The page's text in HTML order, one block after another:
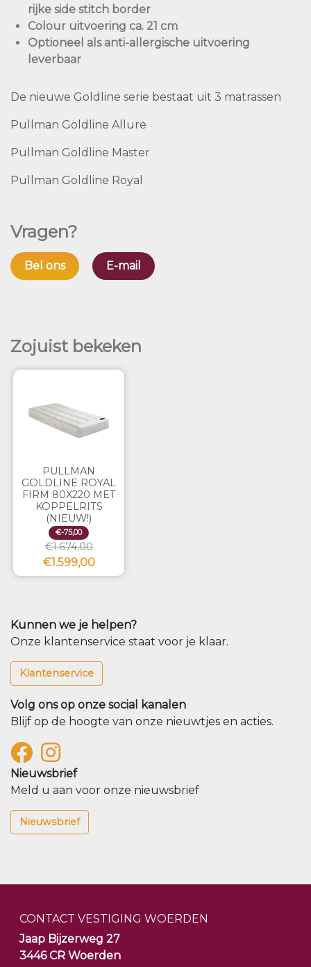
rijke side stitch border
Colour uitvoering ca. 21 cm
Optioneel als anti-allergische uitvoering
leverbaar
De nieuwe Goldline serie bestaat uit 3 matrassen
Pullman Goldline Allure
Pullman Goldline Master
Pullman Goldline Royal
Vragen?
Bel ons E-mail
Zojuist bekeken
PULLMAN
GOLDLINE ROYAL
FIRM 80X220 MET
KOPPELRITS
(NIEUW!)
€-75,00
€1.674,00
€1.599,00
Kunnen we je helpen?
Onze klantenservice staat voor je klaar.
Klantenservice
Volg ons op onze social kanalen
Blijf op de hoogte van onze nieuwtjes en acties.
Nieuwsbrief
Meld u aan voor onze nieuwsbrief
Nieuwsbrief
CONTACT VESTIGING WOERDEN
Jaap Bijzerweg 27
3446 CR Woerden